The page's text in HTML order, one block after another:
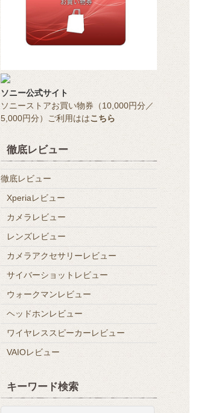
ソニー公式サイト
ソニーストアお買い物券（10,000円分／
5,000円分）ご利用ははこちら
徹底レビュー
徹底レビュー
Xperiaレビュー
カメラレビュー
レンズレビュー
カメラアクセサリーレビュー
サイバーショットレビュー
ウォークマンレビュー
ヘッドホンレビュー
ワイヤレススピーカーレビュー
VAIOレビュー
キーワード検索